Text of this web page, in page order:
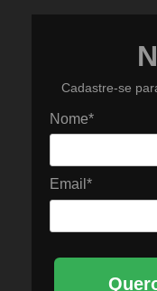
Cadastre-se
Nome*
Email*